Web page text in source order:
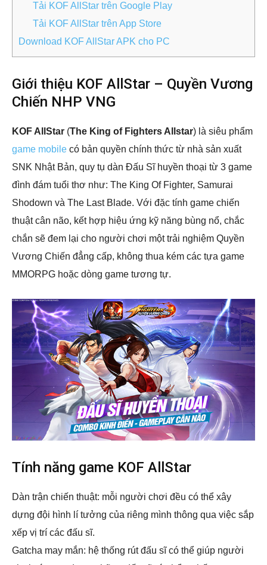
Tải KOF AllStar trên Google Play
Tải KOF AllStar trên App Store
Download KOF AllStar APK cho PC
Giới thiệu KOF AllStar – Quyền Vương
Chiến NHP VNG
KOF AllStar (The King of Fighters Allstar) là siêu phẩm
game mobile có bản quyền chính thức từ nhà sản xuất
SNK Nhật Bản, quy tụ dàn Đấu Sĩ huyền thoại từ 3 game
đình đám tuổi thơ như: The King Of Fighter, Samurai
Shodown và The Last Blade. Với đặc tính game chiến
thuật cân não, kết hợp hiệu ứng kỹ năng bùng nổ, chắc
chắn sẽ đem lại cho người chơi một trải nghiệm Quyền
Vương Chiến đẳng cấp, không thua kém các tựa game
MMORPG hoặc dòng game tương tự.
Tính năng game KOF AllStar
Dàn trận chiến thuật: mỗi người chơi đều có thể xây
dựng đội hình lí tưởng của riêng mình thông qua việc sắp
xếp vị trí các đấu sĩ.
Gatcha may mắn: hệ thống rút đấu sĩ có thể giúp người